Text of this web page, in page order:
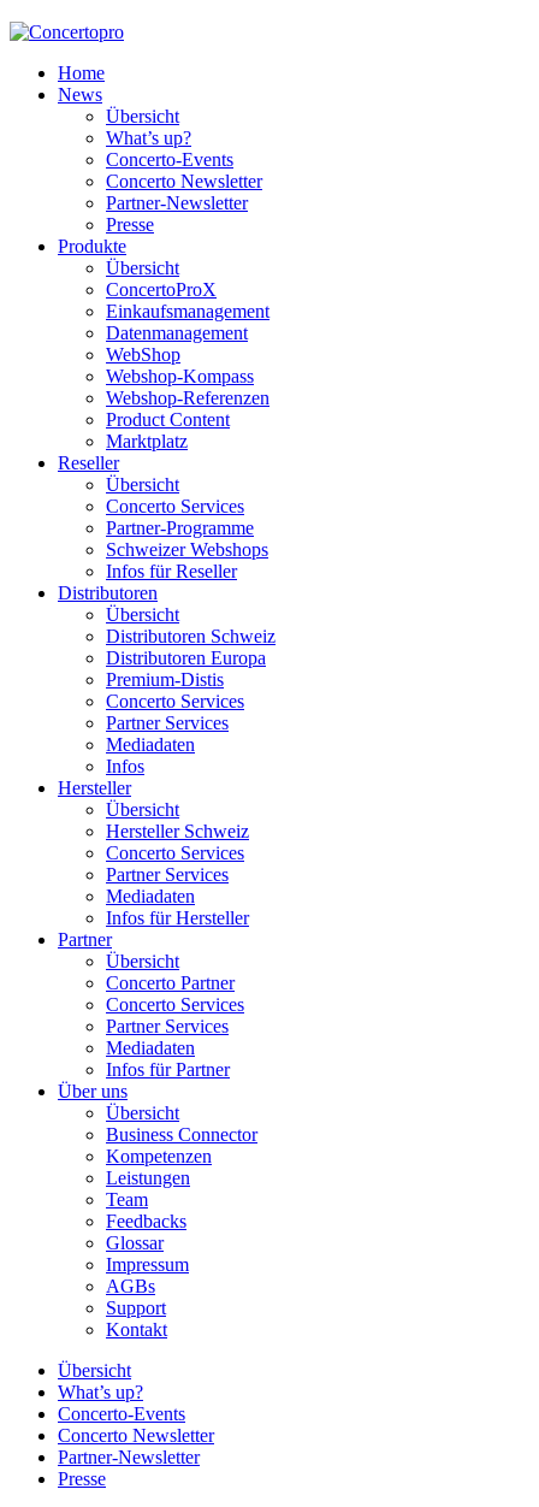
Home
News
Übersicht
What’s up?
Concerto-Events
Concerto Newsletter
Partner-Newsletter
Presse
Produkte
Übersicht
ConcertoProX
Einkaufsmanagement
Datenmanagement
WebShop
Webshop-Kompass
Webshop-Referenzen
Product Content
Marktplatz
Reseller
Übersicht
Concerto Services
Partner-Programme
Schweizer Webshops
Infos für Reseller
Distributoren
Übersicht
Distributoren Schweiz
Distributoren Europa
Premium-Distis
Concerto Services
Partner Services
Mediadaten
Infos
Hersteller
Übersicht
Hersteller Schweiz
Concerto Services
Partner Services
Mediadaten
Infos für Hersteller
Partner
Übersicht
Concerto Partner
Concerto Services
Partner Services
Mediadaten
Infos für Partner
Über uns
Übersicht
Business Connector
Kompetenzen
Leistungen
Team
Feedbacks
Glossar
Impressum
AGBs
Support
Kontakt
Übersicht
What’s up?
Concerto-Events
Concerto Newsletter
Partner-Newsletter
Presse